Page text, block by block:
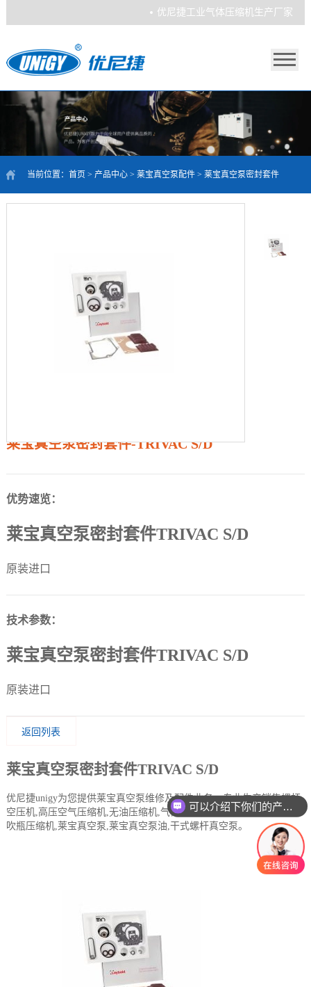
优尼捷工业气体压缩机生产厂家
当前位置： 首页 > 产品中心> 莱宝真空泵配件> 莱宝真空泵密封套件
莱宝真空泵密封套件-TRIVAC S/D
优势速览：
莱宝真空泵密封套件TRIVAC S/D
原装进口
技术参数：
莱宝真空泵密封套件TRIVAC S/D
原装进口
返回列表
莱宝真空泵密封套件TRIVAC S/D
优尼捷unigy为您提供莱宝真空泵维修及配件业务，专业生产销售螺杆
空压机,高压空气压缩机,无油压缩机,气体压缩机,六氟化硫压缩机,PET
吹瓶压缩机,莱宝真空泵,莱宝真空泵油,干式螺杆真空泵。